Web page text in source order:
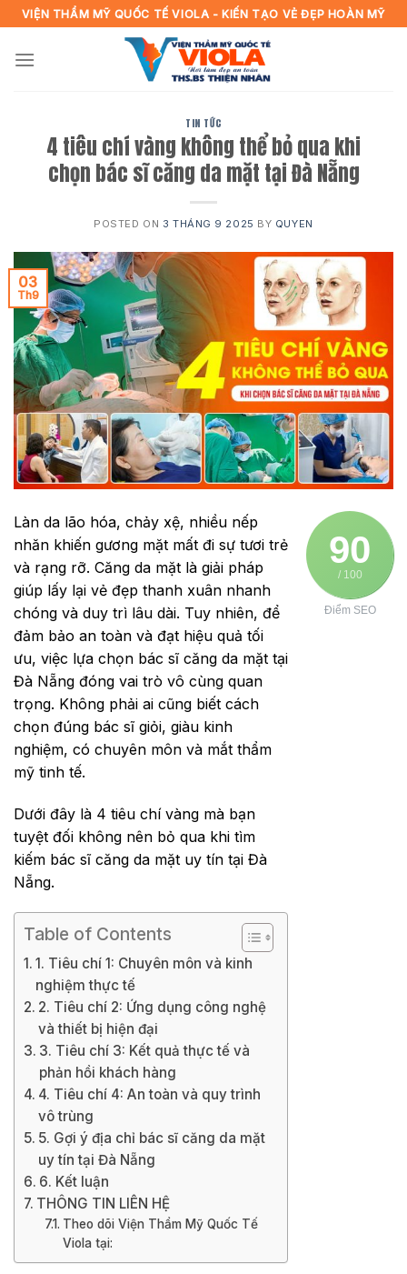
Skip
to
content
VIỆN THẨM MỸ QUỐC TẾ VIOLA - KIẾN TẠO VẺ ĐẸP HOÀN MỸ
TIN TỨC
4 tiêu chí vàng không thể bỏ qua khi
chọn bác sĩ căng da mặt tại Đà Nẵng
POSTED ON 3 THÁNG 9 2025 BY QUYEN
03
Th9
90
/ 100
Điểm SEO
Làn da lão hóa, chảy xệ, nhiều nếp
nhăn khiến gương mặt mất đi sự tươi trẻ
và rạng rỡ. Căng da mặt là giải pháp
giúp lấy lại vẻ đẹp thanh xuân nhanh
chóng và duy trì lâu dài. Tuy nhiên, để
đảm bảo an toàn và đạt hiệu quả tối
ưu, việc lựa chọn bác sĩ căng da mặt tại
Đà Nẵng đóng vai trò vô cùng quan
trọng. Không phải ai cũng biết cách
chọn đúng bác sĩ giỏi, giàu kinh
nghiệm, có chuyên môn và mắt thẩm
mỹ tinh tế.
Dưới đây là 4 tiêu chí vàng mà bạn
tuyệt đối không nên bỏ qua khi tìm
kiếm bác sĩ căng da mặt uy tín tại Đà
Nẵng.
Table of Contents
1. Tiêu chí 1: Chuyên môn và kinh
nghiệm thực tế
2. Tiêu chí 2: Ứng dụng công nghệ
và thiết bị hiện đại
3. Tiêu chí 3: Kết quả thực tế và
phản hồi khách hàng
4. Tiêu chí 4: An toàn và quy trình
vô trùng
5. Gợi ý địa chỉ bác sĩ căng da mặt
uy tín tại Đà Nẵng
6. Kết luận
THÔNG TIN LIÊN HỆ
Theo dõi Viện Thẩm Mỹ Quốc Tế
Viola tại: